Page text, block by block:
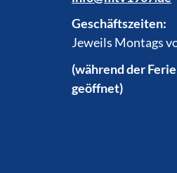
Geschäftszeiten:
Jeweils Montags
(während der
geöffnet)